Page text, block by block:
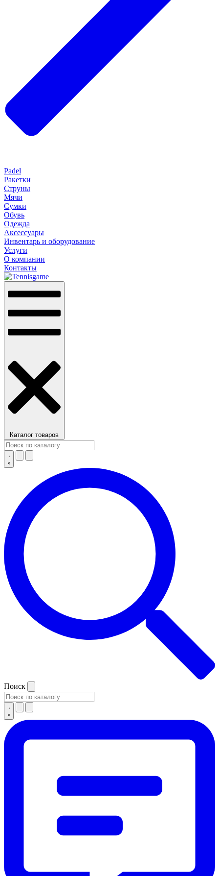
Padel
Ракетки
Струны
Мячи
Сумки
Обувь
Одежда
Аксессуары
Инвентарь и оборудование
Услуги
О компании
Контакты
Каталог товаров
Поиск